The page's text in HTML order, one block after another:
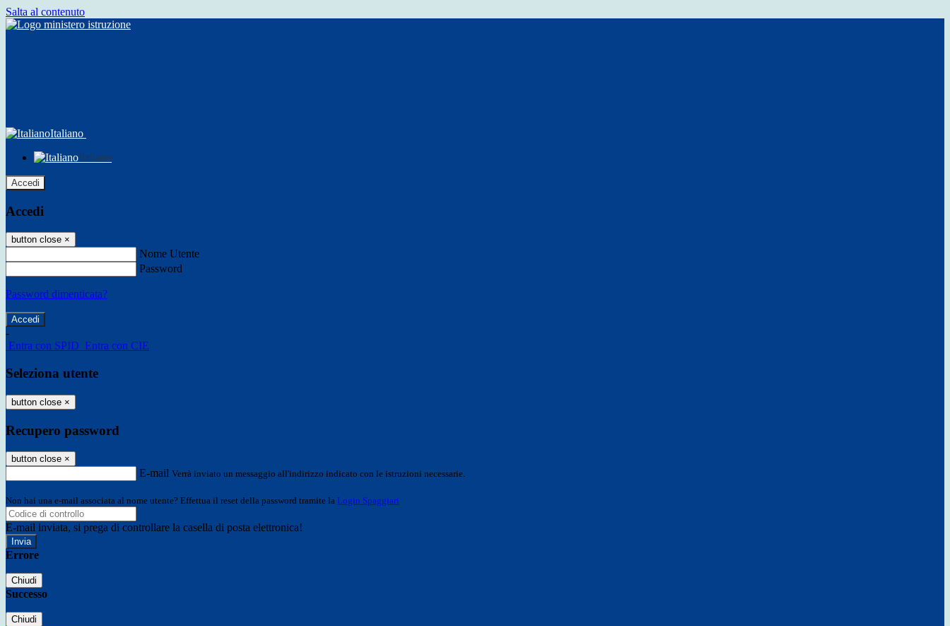
Salta al contenuto
Italiano
Italiano
Accedi
Accedi
button close ×
Nome Utente
Password
Password dimenticata?
-
Entra con SPID Entra con CIE
Seleziona utente
button close ×
Recupero password
button close ×
E-mail Verrà inviato un messaggio all'indirizzo indicato con le istruzioni necessarie.
Non hai una e-mail associata al nome utente? Effettua il reset della password tramite la Login Spaggiari
E-mail inviata, si prega di controllare la casella di posta elettronica!
Errore
Chiudi
Successo
Chiudi